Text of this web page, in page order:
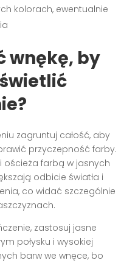
kolorach, ewentualnie
wnękę, by
zagruntuj całość, aby
przyczepność farby.
ościeża farbą w jasnych
odbicie światła i
co widać szczególnie
zastosuj jasne
połysku i wysokiej
barw we wnęce, bo